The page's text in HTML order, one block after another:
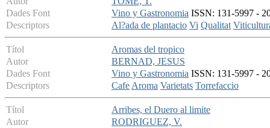
Dades Font
Vino y Gastronomia ISSN: 131-5997 -
Descriptors
Al?ada de plantacio Vi Qualitat
Títol
Aromas del tropico
Autor
BERNAD, JESUS
Dades Font
Vino y Gastronomia ISSN: 131-5997 -
Descriptors
CafeAroma Varietats Torrefaccio
Títol
Arribes, el Duero al limite
Autor
RODRIGUEZ, V.